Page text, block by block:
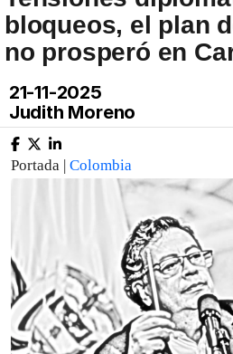
bloqueos, el plan
no prosperó en
21-11-2025
Judith Moreno
Portada | Colombia